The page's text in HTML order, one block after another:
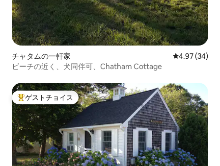
チャタムの一軒家 レビュー34
4.97 (34)
ビーチの近く、犬同伴可、Chatham Cottage
大好評のゲストチョイスです。
ゲストチョイス